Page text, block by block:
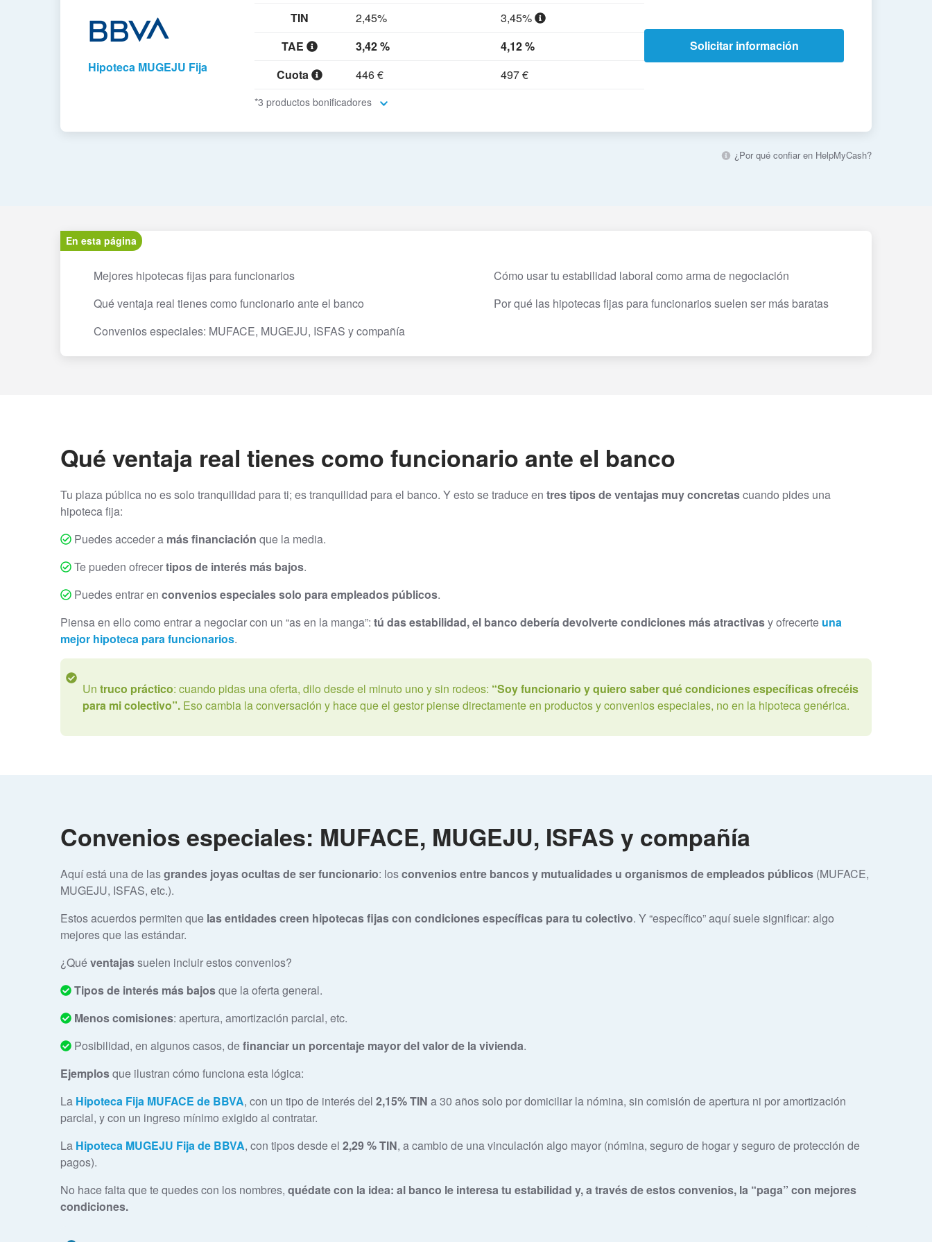
Hipoteca MUGEJU Fija
TIN 2,45%
3,45%
TAE
3,42 %
4,12 %
Cuota
446 € 497 €
*3 productos bonificadores
Solicitar información
¿Por qué confiar en HelpMyCash?
En esta página
Mejores hipotecas fijas para funcionarios
Qué ventaja real tienes como funcionario ante el banco
Convenios especiales: MUFACE, MUGEJU, ISFAS y compañía
Cómo usar tu estabilidad laboral como arma de negociación
Por qué las hipotecas fijas para funcionarios suelen ser más baratas
Qué ventaja real tienes como funcionario ante el banco
Tu plaza pública no es solo tranquilidad para ti; es tranquilidad para el banco. Y esto se traduce en tres tipos de ventajas muy concretascuando pides una
hipoteca fija:
Puedes acceder a más financiación que la media.
Te pueden ofrecertipos de interés más bajos.
Puedes entrar en convenios especiales solo para empleados públicos.
Piensa en ello como entrar a negociar con un “as en la manga”: tú das estabilidad, el banco debería devolverte condiciones más atractivasy ofrecerte una
mejor hipoteca para funcionarios.
Un truco práctico: cuando pidas una oferta, dilo desde el minuto uno y sin rodeos: “Soy funcionario y quiero saber qué condiciones específicas ofrecéis
para mi colectivo”. Eso cambia la conversación y hace que el gestor piense directamente en productos y convenios especiales, no en la hipoteca genérica.
Convenios especiales: MUFACE, MUGEJU, ISFAS y compañía
Aquí está una de lasgrandes joyas ocultas de ser funcionario: losconvenios entre bancos y mutualidades u organismos de empleados públicos (MUFACE,
MUGEJU, ISFAS, etc.).
Estos acuerdos permiten que las entidades creen hipotecas fijas con condiciones específicas para tu colectivo. Y “específico” aquí suele significar: algo
mejores que las estándar.
¿Quéventajassuelen incluir estos convenios?
Tipos de interés más bajosque la oferta general.
Menos comisiones: apertura, amortización parcial, etc.
Posibilidad, en algunos casos, definanciar un porcentaje mayor del valor de la vivienda.
Ejemplosque ilustran cómo funciona esta lógica:
La Hipoteca Fija MUFACE de BBVA, con un tipo de interés del 2,15% TIN a 30 años solo por domiciliar la nómina, sin comisión de apertura ni por amortización
parcial, y con un ingreso mínimo exigido al contratar.
La Hipoteca MUGEJU Fija de BBVA, con tipos desde el 2,29 % TIN, a cambio de una vinculación algo mayor (nómina, seguro de hogar y seguro de protección de
pagos).
No hace falta que te quedes con los nombres, quédate con la idea: al banco le interesa tu estabilidad y, a través de estos convenios, la “paga” con mejores
condiciones.